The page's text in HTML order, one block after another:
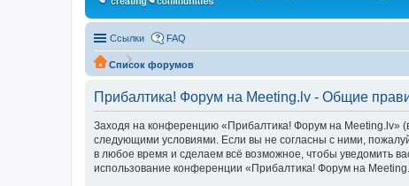
Ссылки FAQ
Список форумов
Прибалтика! Форум на Meeting.lv - Общие
Заходя на конференцию «Прибалтика! Форум на Meeting.lv»
следующими условиями. Если вы не согласны с ними,
в любое время и сделаем всё возможное, чтобы уведомить
использование конференции «Прибалтика! Форум на